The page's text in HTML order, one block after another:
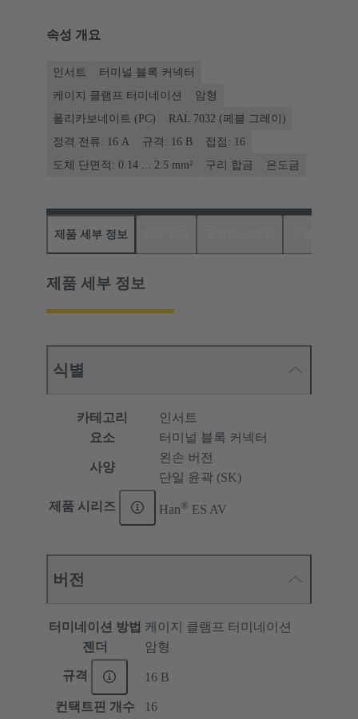
속성 개요
인서트
터미널 블록 커넥터
케이지 클램프 터미네이션
암형
폴리카보네이트 (PC)
RAL 7032 (페블 그레이)
정격 전류: ‌16 A
규격: 16 B
접점: 16
도체 단면적: 0.14 ... 2.5 mm²
구리 합금 은도금
제품 세부 정보
제품 세부 정보
식별
카테고리
인서트
요소
터미널 블록 커넥터
사양
왼손 버전
단일 윤곽 (SK)
제품 시리즈 Han® ES AV
버전
터미네이션 방법 케이지 클램프 터미네이션
젠더
암형
규격 16 B
컨택트핀 개수
16